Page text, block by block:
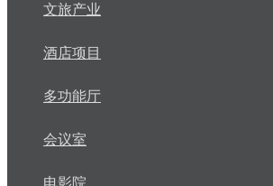
文旅产业
酒店项目
多功能厅
会议室
电影院